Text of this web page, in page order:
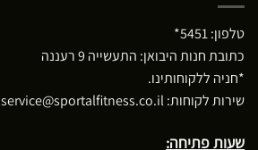
טלפון:5451*
כתובת חנות היבואן: התעשייה 9 רעננה
*חניה ללקוחותינו.
שירות לקוחות:service@sportalfitness.co.il
שעות פתיחה: